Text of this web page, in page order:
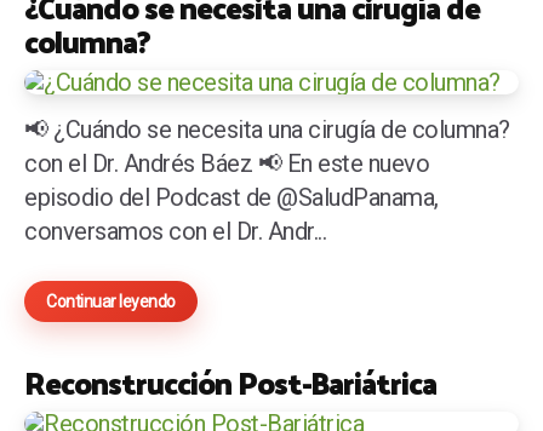
columna?
📢 ¿Cuándo se necesita una cirugía de columna?
con el Dr. Andrés Báez 📢 En este nuevo
episodio del Podcast de @SaludPanama,
conversamos con el Dr. Andr...
Continuar leyendo
Reconstrucción Post-Bariátrica